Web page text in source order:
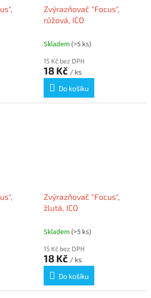
Zvýrazňovač "Focus",
růžová, ICO
Skladem (>5 ks)
15 Kč bez DPH
18 Kč / ks
Do košíku
Zvýrazňovač "Focus",
žlutá, ICO
Skladem (>5 ks)
15 Kč bez DPH
18 Kč / ks
Do košíku